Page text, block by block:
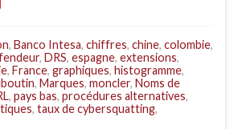
, Banco Intesa, chiffres, chine, colombie,
, DRS, espagne, extensions,
, France, graphiques, histogramme,
, Marques, moncler, Noms de
, pays bas, procédures alternatives,
, taux de cybersquatting,